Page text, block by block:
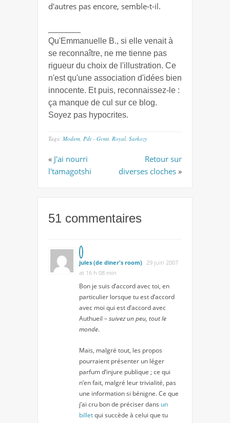
d'autres pas encore, semble-t-il.
Qu'Emmanuelle B., si elle venait à
se reconnaître, ne me tienne pas
rigueur du choix de l'illustration. Ce
n'est qu'une association d'idées bien
innocente. Et puis, reconnaissez-le :
ça manque de cul sur ce blog.
Soyez pas hypocrites.
Tags: Modem Pdt - Gvmt Royal Sarkozy
« J'ai nourri
l'tamagotshi
Retour sur
diverses cloches »
51 commentaires
jules (de diner's room) 29 juin 2007
at 16 h 08 min
Bon je suis d’accord avec toi, en
particulier lorsque tu est d’accord
avec moi qui est d’accord avec
Authueil –suivez un peu, tout le
monde.
Mais, malgré tout, les propos
pourraient présenter un léger
parfum d’injure publique ; ce qui
n’en fait, malgré leur trivialité, pas
une information si bénigne. Ce que
j’ai cru bon de préciser dans un
billetqui succède à celui que tu